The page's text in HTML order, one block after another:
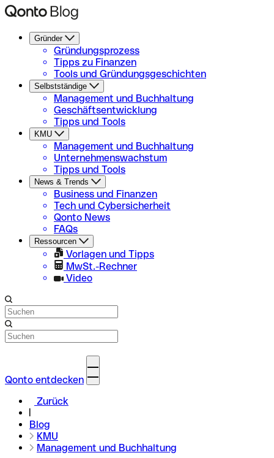
Gründer
Gründungsprozess
Tipps zu Finanzen
Tools und Gründungsgeschichten
Selbstständige
Management und Buchhaltung
Geschäftsentwicklung
Tipps und Tools
KMU
Management und Buchhaltung
Unternehmenswachstum
Tipps und Tools
News & Trends
Business und Finanzen
Tech und Cybersicherheit
Qonto News
FAQs
Ressourcen
Vorlagen und Tipps
MwSt.-Rechner
Video
Qonto entdecken
Zurück
Blog
KMU
Management und Buchhaltung